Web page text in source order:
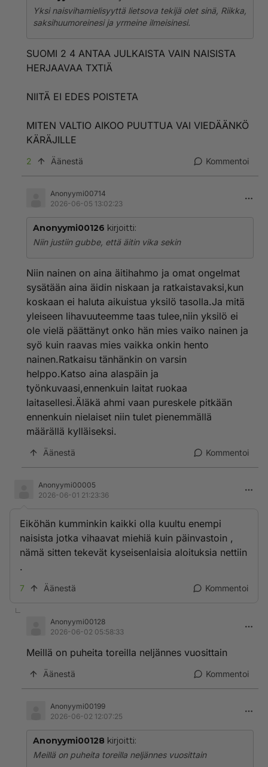
ihmettelette että miten tässä nyt näin kävi, vaikka
ketään valkoista miestä ei ole silloin enää edes
kertomassa mielipiteitään netissä.
Yksi naisvihamielisyyttä lietsova tekijä olet sinä, Riikka,
saksihuumoreinesi ja yrmeine ilmeisinesi.
SUOMI 2 4 ANTAA JULKAISTA VAIN NAISISTA
HERJAAVAA TXTIÄ
NIITÄ EI EDES POISTETA
MITEN VALTIO AIKOO PUUTTUA VAI VIEDÄÄNKÖ
KÄRÄJILLE
2 Äänestä Kommentoi
Anonyymi00714
2026-06-05 13:02:23
Anonyymi00126 kirjoitti:
Niin justiin gubbe, että äitin vika sekin
Niin nainen on aina äitihahmo ja omat ongelmat
sysätään aina äidin niskaan ja ratkaistavaksi,kun
koskaan ei haluta aikuistua yksilö tasolla.Ja mitä
yleiseen lihavuuteemme taas tulee,niin yksilö ei
ole vielä päättänyt onko hän mies vaiko nainen ja
syö kuin raavas mies vaikka onkin hento
nainen.Ratkaisu tänhänkin on varsin
helppo.Katso aina alaspäin ja
työnkuvaasi,ennenkuin laitat ruokaa
laitasellesi.Äläkä ahmi vaan pureskele pitkään
ennenkuin nielaiset niin tulet pienemmällä
määrällä kylläiseksi.
Äänestä Kommentoi
Anonyymi00005
2026-06-01 21:23:36
Eiköhän kumminkin kaikki olla kuultu enempi
naisista jotka vihaavat miehiä kuin päinvastoin ,
nämä sitten tekevät kyseisenlaisia aloituksia nettiin
.
7 Äänestä Kommentoi
Anonyymi00128
2026-06-02 05:58:33
Meillä on puheita toreilla neljännes vuosittain
Äänestä Kommentoi
Anonyymi00199
2026-06-02 12:07:25
Anonyymi00128 kirjoitti:
Meillä on puheita toreilla neljännes vuosittain